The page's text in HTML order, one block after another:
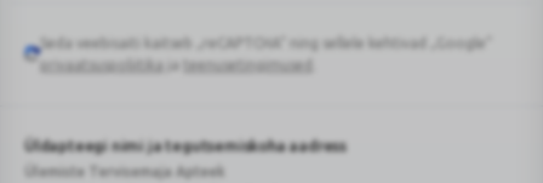
Google
Seda veebisaiti kaitseb „reCAPTCHA“ ning sellele kehtivad „Google“
privaatsuspoliitika ja teenusetingimused
Üldapteegi nimi ja tegutsemiskoha aadress
Ülemiste Tervisemaja Apteek